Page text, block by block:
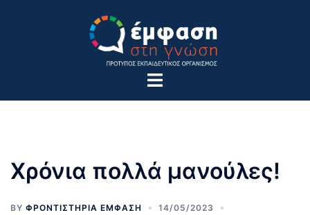
Toggle
Χρόνια πολλά μανούλες!
BY ΦΡΟΝΤΙΣΤΗΡΙΑ ΕΜΦΑΣΗ
14/05/2023